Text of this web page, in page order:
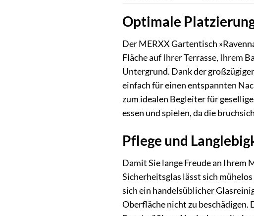
Optimale
Der MERXX Gartentisch
Fläche auf Ihrer Terrasse, Ihrem
Untergrund. Dank der
einfach für einen entspannten
zum idealen Begleiter für
essen und spielen, da die
Pflege und
Damit Sie lange Freude an Ihrem
Sicherheitsglas lässt sich
sich ein handelsüblicher
Oberfläche nicht zu